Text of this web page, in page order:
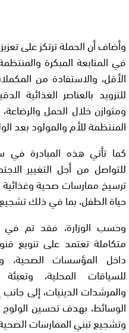
وأضاف أن الحملة ترتكز على
في المتابعة المبكرة
الأقل، والاستفادة من
للتزويد بالعناصر الغذائية
ومتوازن خلال الحمل
المنتظمة للأم والمولود بعد
كما تأتي هذه المبادرة في
للتواصل من أجل التغيير
ترسيخ ممارسات صحية وغذائية
حياة الطفل، بما في ذلك تشجيع
وحسب الوزارة، فقد تم في
متكاملة تعتمد على تنويع
داخل المؤسسات الصحية،
للسياقات المحلية،
والمرشدات الدينيات، إلى
الوسائط، بهدف تحسين
وتشجيع تبني الممارسات